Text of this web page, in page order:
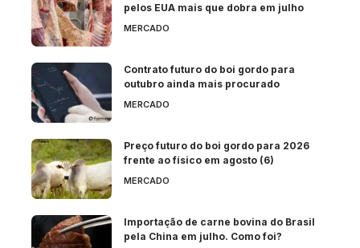
pelos EUA mais que dobra em julho
MERCADO
Contrato futuro do boi gordo para
outubro ainda mais procurado
MERCADO
Preço futuro do boi gordo para 2026
frente ao físico em agosto (6)
MERCADO
Importação de carne bovina do Brasil
pela China em julho. Como foi?